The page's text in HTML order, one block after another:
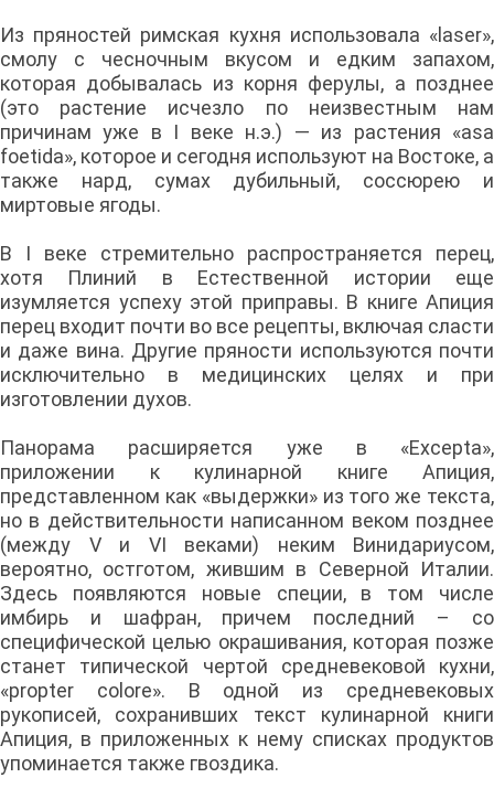
Из пряностей римская кухня использовала «laser»,
смолу с чесночным вкусом и едким запахом,
которая добывалась из корня ферулы, а позднее
(это растение исчезло по неизвестным нам
причинам уже в I веке н.э.) — из растения «аsa
foetida», которое и сегодня используют на Востоке, а
также нард, сумах дубильный, соссюрею и
миртовые ягоды.
В I веке стремительно распространяется перец,
хотя Плиний в Естественной истории еще
изумляется успеху этой приправы. В книге Апиция
перец входит почти во все рецепты, включая сласти
и даже вина. Другие пряности используются почти
исключительно в медицинских целях и при
изготовлении духов.
Панорама расширяется уже в «Excepta»,
приложении к кулинарной книге Апиция,
представленном как «выдержки» из того же текста,
но в действительности написанном веком позднее
(между V и VI веками) неким Винидариусом,
вероятно, остготом, жившим в Северной Италии.
Здесь появляются новые специи, в том числе
имбирь и шафран, причем последний – со
специфической целью окрашивания, которая позже
станет типической чертой средневековой кухни,
«propter colore». В одной из средневековых
рукописей, сохранивших текст кулинарной книги
Апиция, в приложенных к нему списках продуктов
упоминается также гвоздика.